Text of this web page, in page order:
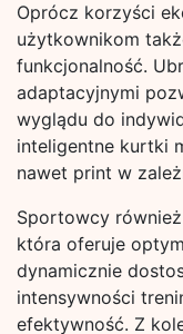
Oprócz korzyści
użytkownikom
funkcjonalność.
adaptacyjnymi
wyglądu do
inteligentne kurtki
nawet print w
Sportowcy
która oferuje
dynamicznie
intensywności
efektywność. Z